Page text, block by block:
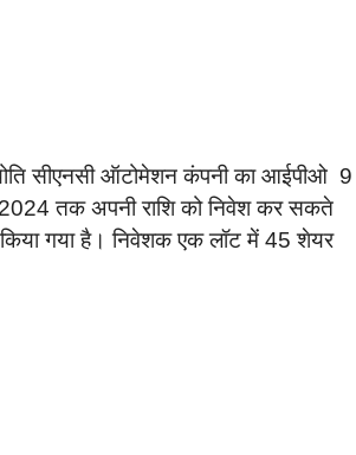
सीएनसी ऑटोमेशन कंपनी का आईपीओ 9
तक अपनी राशि को निवेश कर सकते
गया है। निवेशक एक लॉट में 45 शेयर